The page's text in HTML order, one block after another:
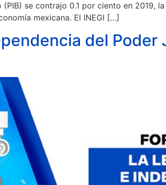
se contrajo 0.1 por ciento en 2019,
mexicana. El INEGI […]
del Poder